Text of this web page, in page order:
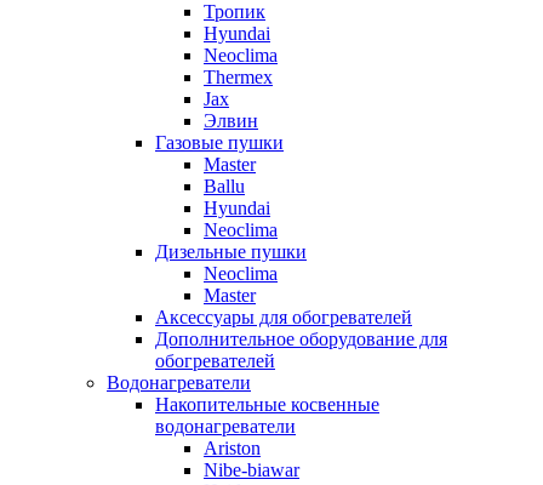
Тропик
Hyundai
Neoclima
Thermex
Jax
Элвин
Газовые пушки
Master
Ballu
Hyundai
Neoclima
Дизельные пушки
Neoclima
Master
Аксессуары для обогревателей
Дополнительное оборудование для
обогревателей
Водонагреватели
Накопительные косвенные
водонагреватели
Ariston
Nibe-biawar